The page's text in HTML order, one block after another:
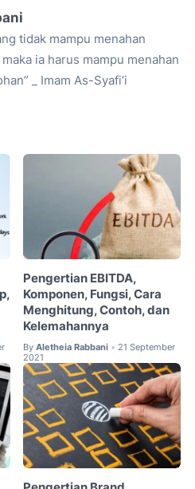
tidak mampu menahan
ia harus mampu menahan
_ Imam As-Syafi’i
Pengertian EBITDA,
Komponen, Fungsi, Cara
Menghitung, Contoh, dan
Kelemahannya
By Aletheia Rabbani • 21 September
2021